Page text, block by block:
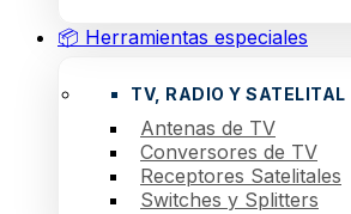
📦 Herramientas especiales
TV, RADIO Y SATELITAL
Antenas de TV
Conversores de TV
Receptores Satelitales
Switches y Splitters